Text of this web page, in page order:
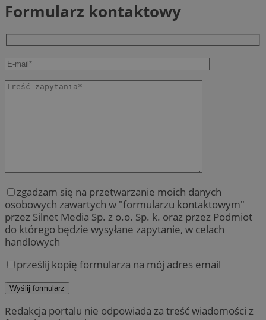
Formularz kontaktowy
zgadzam się na przetwarzanie moich danych
osobowych zawartych w "formularzu kontaktowym"
przez Silnet Media Sp. z o.o. Sp. k. oraz przez Podmiot
do którego będzie wysyłane zapytanie, w celach
handlowych
prześlij kopię formularza na mój adres email
Redakcja portalu nie odpowiada za treść wiadomości z